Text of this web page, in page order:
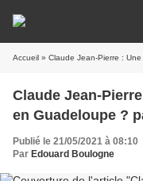
Accueil » Claude Jean-Pierre : Une
Claude Jean-
en Guadeloupe ?
Publié le 21/05/2021 à 08:10
Par Edouard Boulogne